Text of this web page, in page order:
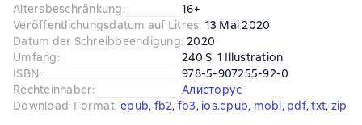
Altersbeschränkung:
16+
Veröffentlichungsdatum auf Litres: 13 Mai 2020
Datum der Schreibbeendigung: 2020
Umfang:
240 S. 1 Illustration
ISBN:
978-5-907255-92-0
Rechteinhaber:
Алисторус
Download-Format: epub, fb2, fb3, ios.epub, mobi, pdf, txt, zip